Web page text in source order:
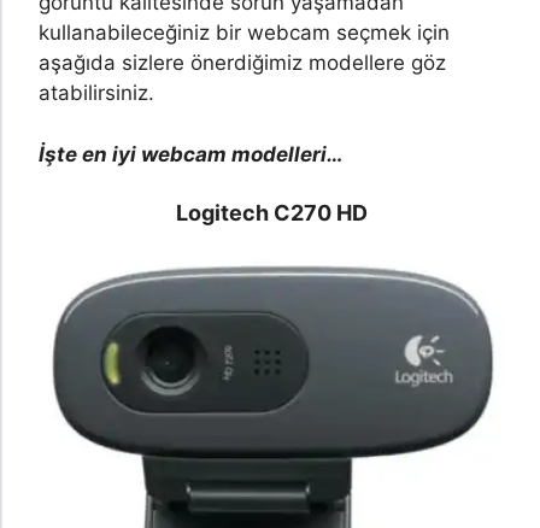
kullanabileceğiniz bir webcam seçmek için
aşağıda sizlere önerdiğimiz modellere göz
atabilirsiniz.
İşte en iyi webcam modelleri…
Logitech C270 HD